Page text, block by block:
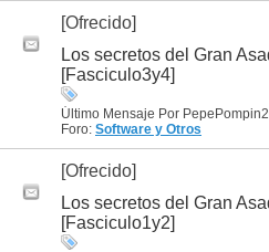
[Ofrecido]
Los secretos del Gran
[Fasciculo3y4]
Último Mensaje Por
Foro: Software y Otros
[Ofrecido]
Los secretos del Gran
[Fasciculo1y2]